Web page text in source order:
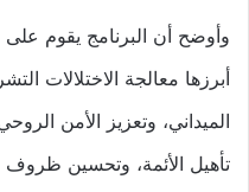
وأوضح أن البرنامج يقوم
أبرزها معالجة الاختلالات
الميداني، وتعزيز الأمن
تأهيل الأئمة، وتحسين ظروف